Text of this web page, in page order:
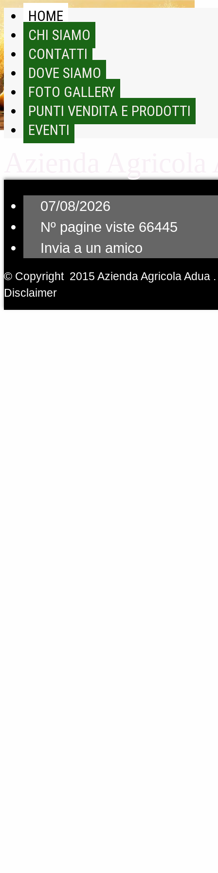
HOME
CHI SIAMO
CONTATTI
DOVE SIAMO
FOTO GALLERY
PUNTI VENDITA E PRODOTTI
EVENTI
07/08/2026
Nº pagine viste 66445
Invia a un amico
© Copyright 2015 Azienda Agricola Adua
Disclaimer